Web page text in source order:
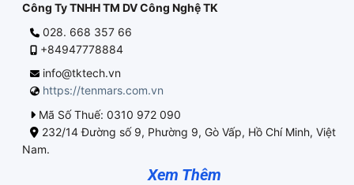
Công Ty TNHH TM DV Công Nghệ TK
028. 668 357 66
+84947778884
info@tktech.vn
https://tenmars.com.vn
Mã Số Thuế: 0310 972 090
232/14 Đường số 9, Phường 9, Gò Vấp, Hồ Chí Minh, Việt
Nam.
Xem Thêm